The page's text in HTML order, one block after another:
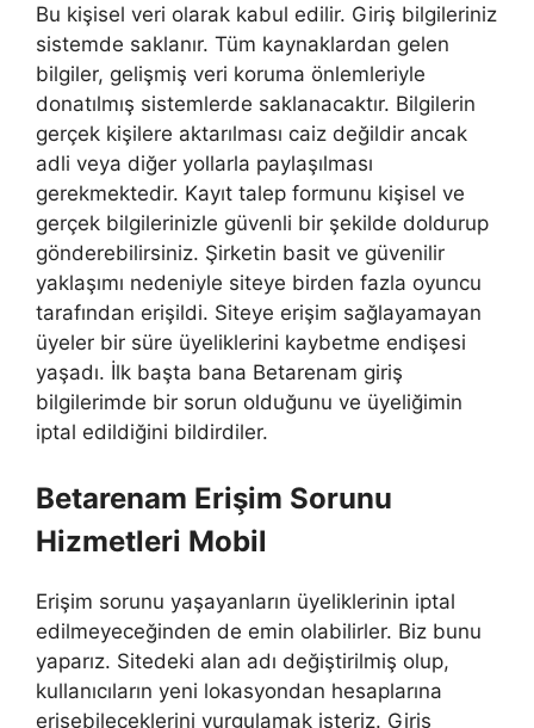
Bu kişisel veri olarak kabul edilir. Giriş bilgileriniz
sistemde saklanır. Tüm kaynaklardan gelen
bilgiler, gelişmiş veri koruma önlemleriyle
donatılmış sistemlerde saklanacaktır. Bilgilerin
gerçek kişilere aktarılması caiz değildir ancak
adli veya diğer yollarla paylaşılması
gerekmektedir. Kayıt talep formunu kişisel ve
gerçek bilgilerinizle güvenli bir şekilde doldurup
gönderebilirsiniz. Şirketin basit ve güvenilir
yaklaşımı nedeniyle siteye birden fazla oyuncu
tarafından erişildi. Siteye erişim sağlayamayan
üyeler bir süre üyeliklerini kaybetme endişesi
yaşadı. İlk başta bana Betarenam giriş
bilgilerimde bir sorun olduğunu ve üyeliğimin
iptal edildiğini bildirdiler.
Betarenam Erişim Sorunu
Hizmetleri Mobil
Erişim sorunu yaşayanların üyeliklerinin iptal
edilmeyeceğinden de emin olabilirler. Biz bunu
yaparız. Sitedeki alan adı değiştirilmiş olup,
kullanıcıların yeni lokasyondan hesaplarına
erişebileceklerini vurgulamak isteriz. Giriş